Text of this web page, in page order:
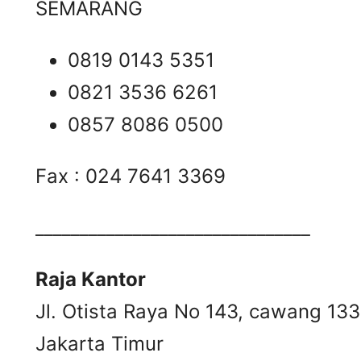
SEMARANG
0819 0143 5351
0821 3536 6261
0857 8086 0500
Fax : 024 7641 3369
Raja Kantor
Jl. Otista Raya No 143, cawang
Jakarta Timur